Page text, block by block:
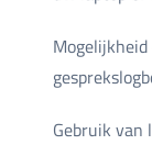
Gebruik van